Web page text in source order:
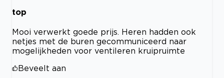
top
Mooi verwerkt goede prijs. Heren hadden ook
netjes met de buren gecommuniceerd naar
mogelijkheden voor ventileren kruipruimte
Beveelt aan